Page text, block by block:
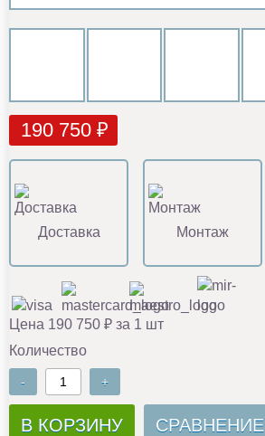
190 750 ₽
Доставка Монтаж
Цена 190 750 ₽ за 1 шт
Количество
- +
В КОРЗИНУ СРАВНЕНИЕ